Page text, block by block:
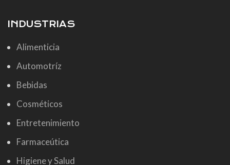
INDUSTRIAS
Alimenticia
Automotríz
Bebidas
Cosméticos
Entretenimiento
Farmaceútica
Higiene y Salud